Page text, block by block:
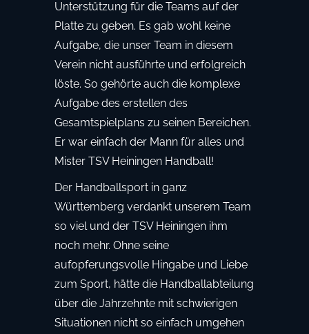
Unterstützung für die Teams auf der
Platte zu geben. Es gab wohl keine
Aufgabe, die unser Team in diesem
Verein nicht ausführte und erfolgreich
löste. So gehörte auch die komplexe
Aufgabe des erstellen des
Gesamtspielplans zu seinen Bereichen.
Er war einfach der Mann für alles und
Mister TSV Heiningen Handball!
Der Handballsport in ganz
Württemberg verdankt unserem Team
so viel und der TSV Heiningen ihm
noch mehr. Ohne seine
aufopferungsvolle Hingabe und Liebe
zum Sport, hätte die Handballabteilung
über die Jahrzehnte mit schwierigen
Situationen nicht so einfach umgehen